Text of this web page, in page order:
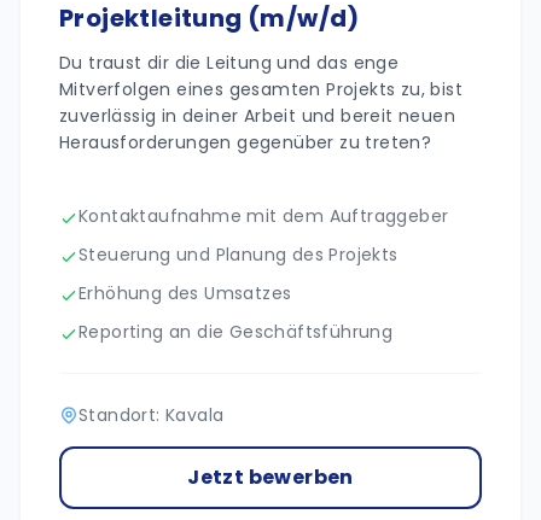
Projektleitung (m/w/d)
Du traust dir die Leitung und das enge
Mitverfolgen eines gesamten Projekts zu, bist
zuverlässig in deiner Arbeit und bereit neuen
Herausforderungen gegenüber zu treten?
Kontaktaufnahme mit dem Auftraggeber
Steuerung und Planung des Projekts
Erhöhung des Umsatzes
Reporting an die Geschäftsführung
Standort: Kavala
Jetzt bewerben